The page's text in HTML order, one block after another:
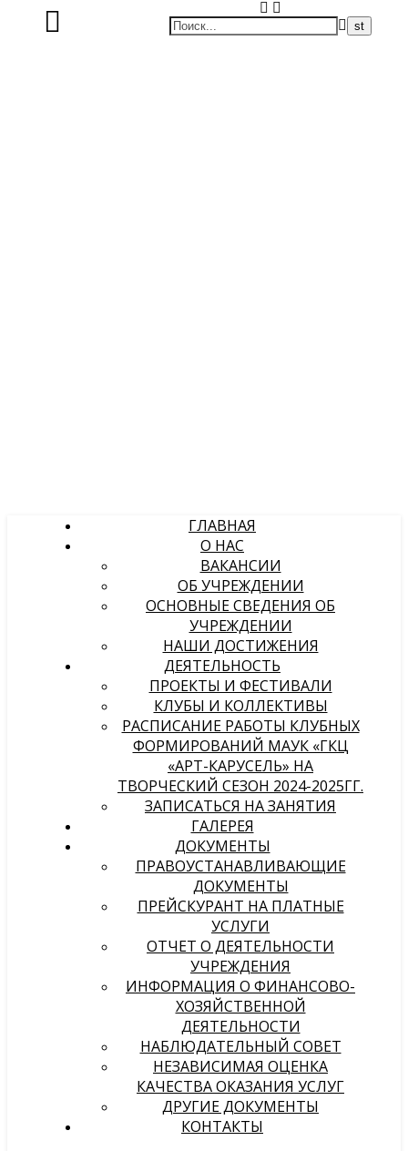
ГЛАВНАЯ
О НАС
ВАКАНСИИ
ОБ УЧРЕЖДЕНИИ
ОСНОВНЫЕ СВЕДЕНИЯ ОБ
УЧРЕЖДЕНИИ
НАШИ ДОСТИЖЕНИЯ
ДЕЯТЕЛЬНОСТЬ
ПРОЕКТЫ И ФЕСТИВАЛИ
КЛУБЫ И КОЛЛЕКТИВЫ
РАСПИСАНИЕ РАБОТЫ КЛУБНЫХ
ФОРМИРОВАНИЙ МАУК «ГКЦ
«АРТ-КАРУСЕЛЬ» НА
ТВОРЧЕСКИЙ СЕЗОН 2024-2025ГГ.
ЗАПИСАТЬСЯ НА ЗАНЯТИЯ
ГАЛЕРЕЯ
ДОКУМЕНТЫ
ПРАВОУСТАНАВЛИВАЮЩИЕ
ДОКУМЕНТЫ
ПРЕЙСКУРАНТ НА ПЛАТНЫЕ
УСЛУГИ
ОТЧЕТ О ДЕЯТЕЛЬНОСТИ
УЧРЕЖДЕНИЯ
ИНФОРМАЦИЯ О ФИНАНСОВО-
ХОЗЯЙСТВЕННОЙ
ДЕЯТЕЛЬНОСТИ
НАБЛЮДАТЕЛЬНЫЙ СОВЕТ
НЕЗАВИСИМАЯ ОЦЕНКА
КАЧЕСТВА ОКАЗАНИЯ УСЛУГ
ДРУГИЕ ДОКУМЕНТЫ
КОНТАКТЫ